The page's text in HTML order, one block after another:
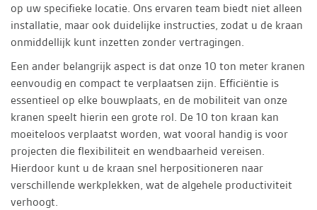
op uw specifieke locatie. Ons ervaren team biedt niet alleen
installatie, maar ook duidelijke instructies, zodat u de kraan
onmiddellijk kunt inzetten zonder vertragingen.
Een ander belangrijk aspect is dat onze 10 ton meter kranen
eenvoudig en compact te verplaatsen zijn. Efficiëntie is
essentieel op elke bouwplaats, en de mobiliteit van onze
kranen speelt hierin een grote rol. De 10 ton kraan kan
moeiteloos verplaatst worden, wat vooral handig is voor
projecten die flexibiliteit en wendbaarheid vereisen.
Hierdoor kunt u de kraan snel herpositioneren naar
verschillende werkplekken, wat de algehele productiviteit
verhoogt.